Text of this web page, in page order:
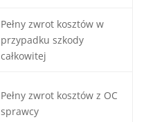
Pełny zwrot kosztów w
przypadku szkody
całkowitej
Pełny zwrot kosztów z OC
sprawcy